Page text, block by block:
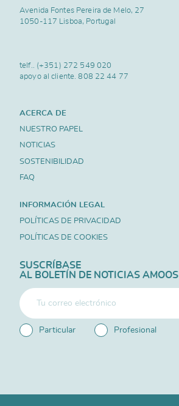
Avenida Fontes Pereira de Melo, 27
1050-117 Lisboa, Portugal
telf.. (+351) 272 549 020
apoyo al cliente.808 22 44 77
ACERCA DE
NUESTRO PAPEL
NOTICIAS
SOSTENIBILIDAD
FAQ
INFORMACIÓN LEGAL
POLÍTICAS DE PRIVACIDAD
POLÍTICAS DE COOKIES
SUSCRÍBASE
AL BOLETÍN DE NOTICIAS AMOOS
Particular Profesional